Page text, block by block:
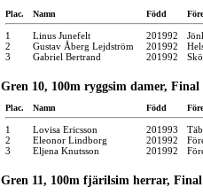
Plac. Namn Född
1 Linus Junefelt 201992
2
Gustav Åberg Lejdström 201992
3
Gabriel Bertrand 201992
Gren 10, 100m ryggsim damer, Final
Plac. Namn Född
1 Lovisa Ericsson 201993
2
Eleonor Lindborg 201992
3
Eljena Knutsson 201992
Gren 11, 100m fjärilsim herrar, Final